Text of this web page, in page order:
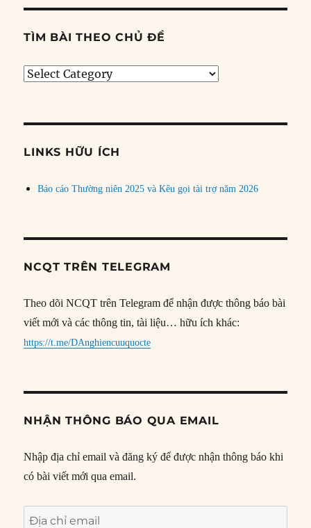
TÌM BÀI THEO CHỦ ĐỀ
Tìm
đề
LINKS HỮU ÍCH
Báo cáo Thường niên 2025 và Kêu gọi tài trợ năm 2026
NCQT TRÊN TELEGRAM
Theo dõi NCQT trên Telegram để nhận được thông báo bài
viết mới và các thông tin, tài liệu… hữu ích khác:
https://t.me/DAnghiencuuquocte
NHẬN THÔNG BÁO QUA EMAIL
Nhập địa chỉ email và đăng ký để được nhận thông báo khi
có bài viết mới qua email.
Địa